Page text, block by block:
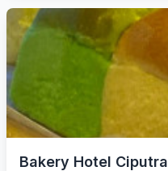
Bakery Hotel Ciputra